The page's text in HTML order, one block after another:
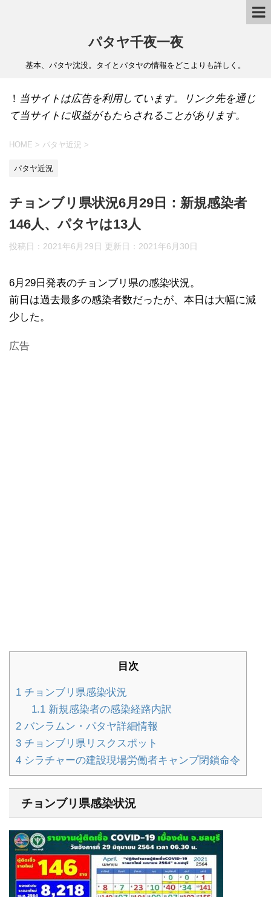
パタヤ千夜一夜
基本、パタヤ沈没。タイとパタヤの情報をどこよりも詳しく。
！ 当サイトは広告を利用しています。リンク先を通じ
て当サイトに収益がもたらされることがあります。
HOME > パタヤ近況 >
パタヤ近況
チョンブリ県状況6月29日：新規感染者
146人、パタヤは13人
投稿日：2021年6月29日 更新日： 2021年6月30日
6月29日発表のチョンブリ県の感染状況。
前日は過去最多の感染者数だったが、本日は大幅に減
少した。
広告
目次
1 チョンブリ県感染状況
1.1新規感染者の感染経路内訳
2 バンラムン・パタヤ詳細情報
3 チョンブリ県リスクスポット
4 シラチャーの建設現場労働者キャンプ閉鎖命令
チョンブリ県感染状況